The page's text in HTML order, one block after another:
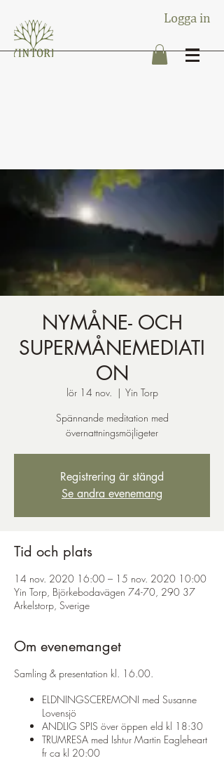
Logga in
NYMÅNE- OCH
SUPERMÅNEMEDIATI
ON
lör 14 nov.
  |
Yin Torp
Spännande meditation med
övernattningsmöjligeter
Registrering är stängd
Se andra evenemang
Tid och plats
14 nov. 2020 16:00 – 15 nov. 2020 10:00
Yin Torp, Björkebodavägen 74-70, 290 37
Arkelstorp, Sverige
Om evenemanget
Samling & presentation kl. 16.00.
ELDNINGSCEREMONI med Susanne
Lovensjö
ANDLIG SPIS över öppen eld kl 18:30
TRUMRESA med Ishtur Martin Eagleheart
fr ca kl 20:00